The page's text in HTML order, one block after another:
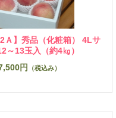
2Ａ】秀品（化粧箱） 4Lサ
～13玉入（約4㎏）
円
（税込み）